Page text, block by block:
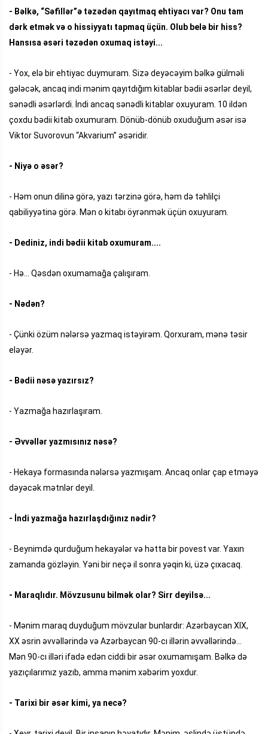
- Bəlkə, “Səfillər”ə təzədən qayıtmaq ehtiyacı var? Onu tam
dərk etmək və o hissiyyatı tapmaq üçün. Olub belə bir hiss?
Hansısa əsəri təzədən oxumaq istəyi...
- Yox, elə bir ehtiyac duymuram. Sizə deyəcəyim bəlkə gülməli
gələcək, ancaq indi mənim qayıtdığım kitablar bədii əsərlər deyil,
sənədli əsərlərdi. İndi ancaq sənədli kitablar oxuyuram. 10 ildən
çoxdu bədii kitab oxumuram. Dönüb-dönüb oxuduğum əsər isə
Viktor Suvorovun “Akvarium” əsəridir.
- Niyə o əsər?
- Həm onun dilinə görə, yazı tərzinə görə, həm də təhlilçi
qabiliyyətinə görə. Mən o kitabı öyrənmək üçün oxuyuram.
- Dediniz, indi bədii kitab oxumuram....
- Hə... Qəsdən oxumamağa çalışıram.
- Nədən?
- Çünki özüm nələrsə yazmaq istəyirəm. Qorxuram, mənə təsir
eləyər.
- Bədii nəsə yazırsız?
- Yazmağa hazırlaşıram.
- Əvvəllər yazmısınız nəsə?
- Hekayə formasında nələrsə yazmışam. Ancaq onlar çap etməyə
dəyəcək mətnlər deyil.
- İndi yazmağa hazırlaşdığınız nədir?
- Beynimdə qurduğum hekayələr və hətta bir povest var. Yaxın
zamanda gözləyin. Yəni bir neçə il sonra yəqin ki, üzə çıxacaq.
- Maraqlıdır. Mövzusunu bilmək olar? Sirr deyilsə...
- Mənim maraq duyduğum mövzular bunlardır: Azərbaycan XIX,
XX əsrin əvvəllərində və Azərbaycan 90-cı illərin əvvəllərində...
Mən 90-cı illəri ifadə edən ciddi bir əsər oxumamışam. Bəlkə də
yazıçılarımız yazıb, amma mənim xəbərim yoxdur.
- Tarixi bir əsər kimi, ya necə?